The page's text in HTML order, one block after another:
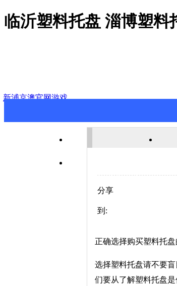
临沂塑料托盘 淄博塑
新浦京澳官网游戏
分享
到:
正确选择购买塑料托
选择塑料托盘请不要
们要从了解塑料托盘